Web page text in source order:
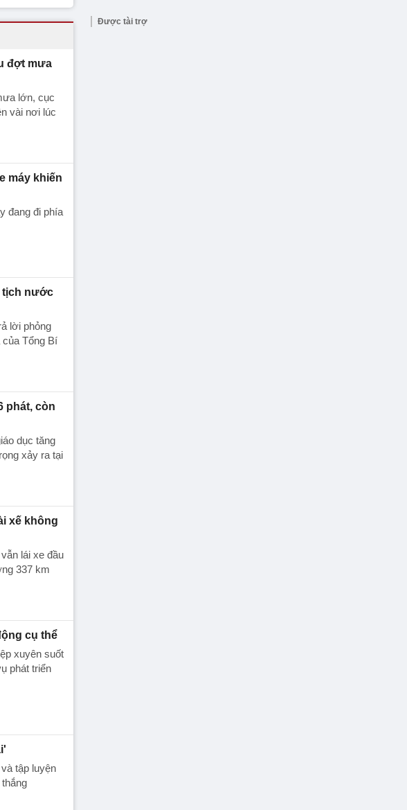
đợt mưa
lớn, cục
vài nơi lúc
máy khiến
đang đi phía
tịch nước
lời phỏng
Tổng Bí
phát, còn
dục tăng
xảy ra tại
xế không
lái xe đầu
337 km
cụ thể
xuyên suốt
phát triển
tập luyện
Được tài trợ